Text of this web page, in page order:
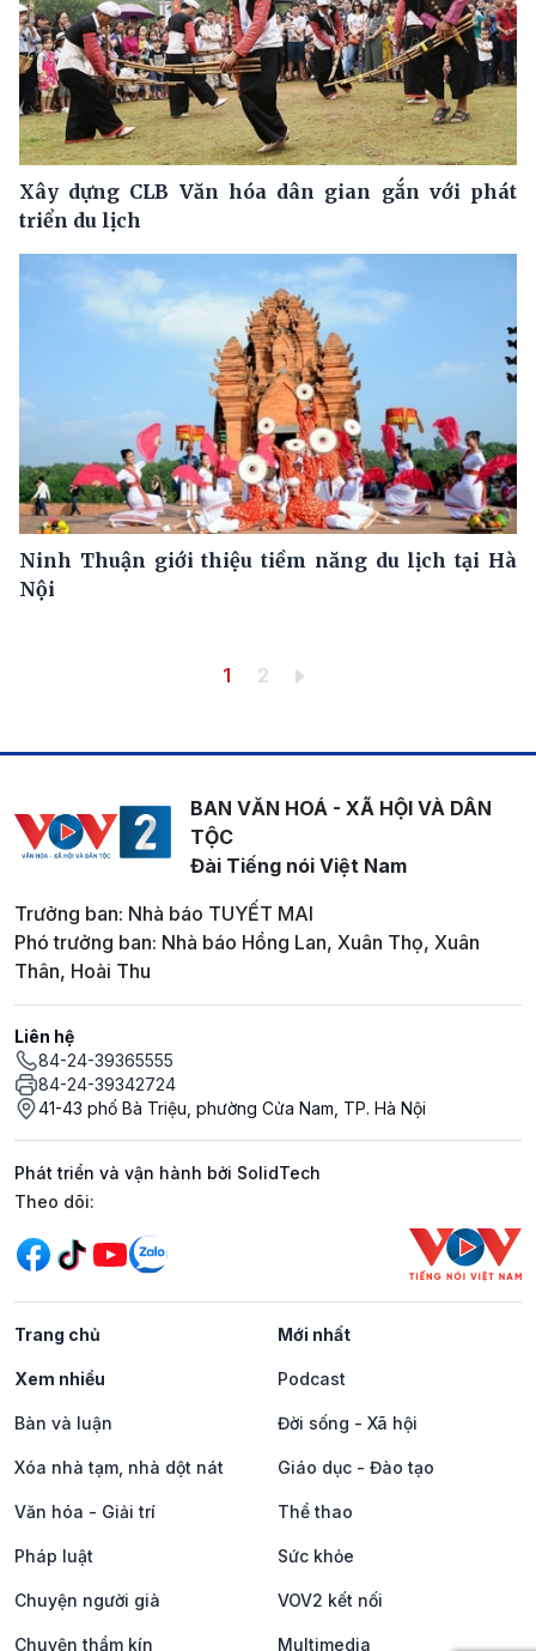
Xây dựng CLB Văn hóa dân gian gắn với phát
triển du lịch
Ninh Thuận giới thiệu tiềm năng du lịch tại Hà
Nội
Trang hiện thời
1 Trang
2
BAN VĂN HOÁ - XÃ HỘI VÀ DÂN
TỘC
Đài Tiếng nói Việt Nam
Trưởng ban: Nhà báo TUYẾT MAI
Phó trưởng ban: Nhà báo Hồng Lan, Xuân Thọ, Xuân
Thân, Hoài Thu
Liên hệ
84-24-39365555
84-24-39342724
41-43 phố Bà Triệu, phường Cửa Nam, TP. Hà Nội
Phát triển và vận hành bởi SolidTech
Mạng xã hội
Theo dõi:
Trang chủ Mới nhất
Xem nhiều Podcast
Bàn và luận Đời sống - Xã hội
Xóa nhà tạm, nhà dột nát Giáo dục - Đào tạo
Văn hóa - Giải trí Thể thao
Pháp luật Sức khỏe
Chuyện người già VOV2 kết nối
Chuyện thầm kín Multimedia